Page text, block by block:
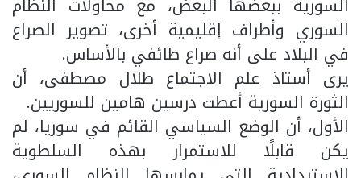
السوري وأطراف إقليمية أخرى، تصوير الصراع
في البلاد على أنه صراع طائفي بالأساس.
يرى أستاذ علم الاجتماع طلال مصطفى، أن
الثورة السورية أعطت درسين هامين للسوريين.
الأول، أن الوضع السياسي القائم في سوريا، لم
يكن قابلًا للاستمرار بهذه السلطوية